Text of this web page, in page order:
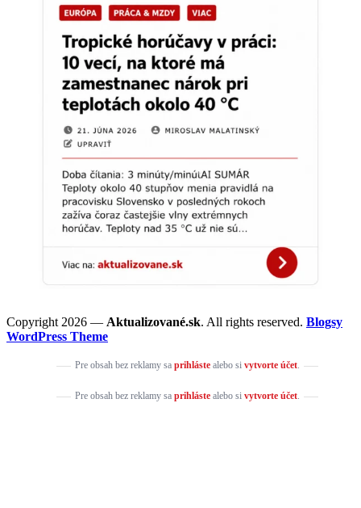
Copyright 2026 — Aktualizované.sk. All rights reserved. Blogsy
WordPress Theme
Pre obsah bez reklamy sa prihlástealebo si vytvorte účet.